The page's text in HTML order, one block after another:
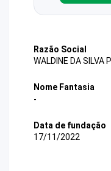
Razão Social
WALDINE DA SILVA
Nome Fantasia
-
Data de fundação
17/11/2022